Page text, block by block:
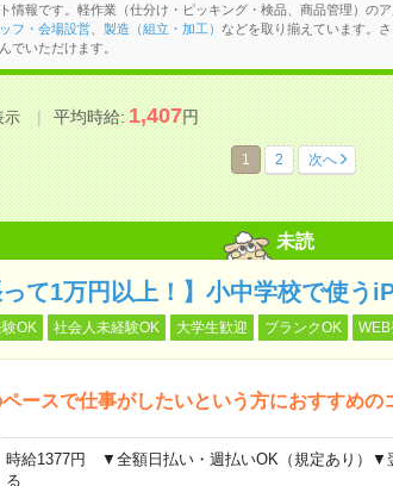
情報です。軽作業（仕分け・ピッキング・検品、商品管理）のア
フ・会場設営、 製造（組立・加工） などを取り揃えています。さ
でいただけます。
示 平均時給:1,407円
1 2 次へ
未読
って1万円以上！】小中学校で使う
OK 社会人未経験OK 大学生歓迎 ブランクOK
ペースで仕事がしたいという方におすすめの
時給1377円 ▼全額日払い・週払いOK（規定あり）
る